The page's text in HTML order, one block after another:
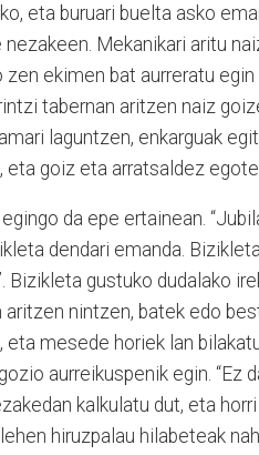
eta buruari buelta asko
Mekanikari aritu
zen ekimen bat aurreratu
tabernan aritzen naiz
laguntzen, enkarguak
goiz eta arratsaldez
da epe ertainean.
dendari emanda.
Bizikleta gustuko dudalako
aritzen nintzen, batek edo
mesede horiek lan
aurreikuspenik egin.
kalkulatu dut, eta
hiruzpalau hilabeteak